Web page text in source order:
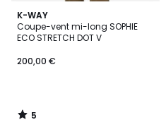
K-WAY
Coupe-vent mi-long SOPHIE
ECO STRETCH DOT V
200,00 €
5
/
5
5
/